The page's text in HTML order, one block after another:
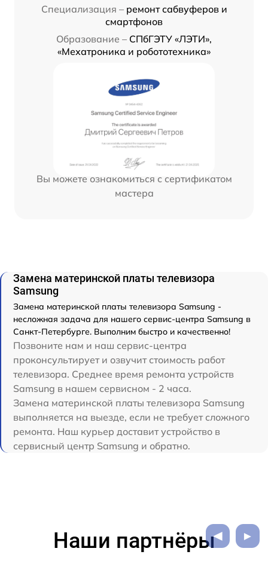
Специализация – ремонт сабвуферов и
смартфонов
Образование – СПбГЭТУ «ЛЭТИ»,
«Мехатроника и робототехника»
Вы можете ознакомиться с сертификатом
мастера
Замена материнской платы телевизора
Samsung
Замена материнской платы телевизора Samsung -
несложная задача для нашего сервис-центра Samsung в
Санкт-Петербурге. Выполним быстро и качественно!
Позвоните нам и наш сервис-центра
проконсультирует и озвучит стоимость работ
телевизора. Среднее время ремонта устройств
Samsung в нашем сервисном - 2 часа.
Замена материнской платы телевизора Samsung
выполняется на выезде, если не требует сложного
ремонта. Наш курьер доставит устройство в
сервисный центр Samsung и обратно.
Наши партнёры